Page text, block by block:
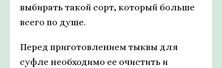
выбирать такой сорт, который больше
всего по душе.
Перед приготовлением тыквы для
суфле необходимо ее очистить и